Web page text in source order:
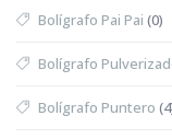
Bolígrafo Pai Pai (0)
Bolígrafo
Bolígrafo Puntero